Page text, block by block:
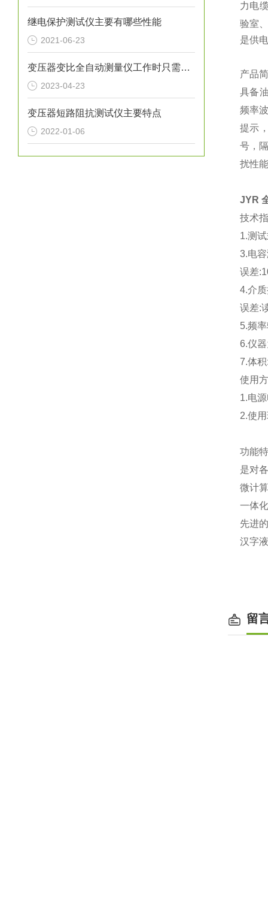
继电保护测试仪主要有哪些性能
2021-06-23
变压器变比全自动测量仪工作时只需要连接电源并选择测量功能即可
2023-04-23
变压器短路阻抗测试仪主要特点
2022-01-06
力电
验室
是供
产品
具备
频率
提示
号，
扰性
JYR
技术
1.测
3.电
误差
4.介
误差:
5.频
6.仪
7.体积
使用
1.电
2.使
功能
是对
微计
一体
先进
汉字
留